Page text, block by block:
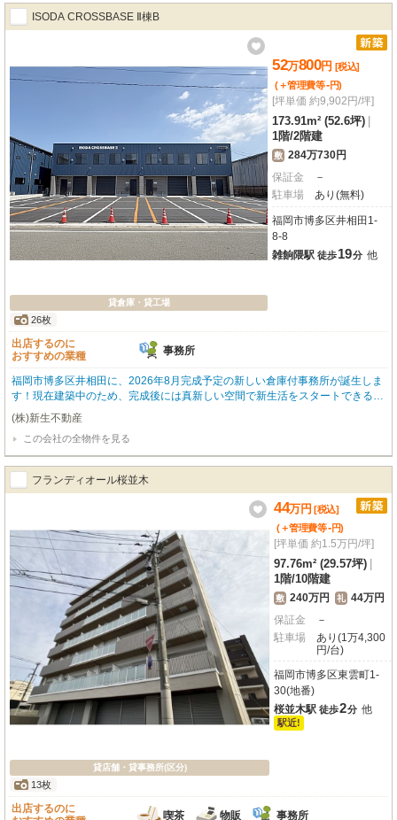
ISODA CROSSBASE Ⅱ棟B
貸倉庫・貸工場
26枚
52万800円 [税込]
(＋管理費等-円)
[坪単価 約9,902円/坪]
173.91m² (52.6坪)
1階/2階建
敷 284万730円
保証金
－
駐車場
あり(無料)
福岡市博多区井相田1-
8-8
雑餉隈駅 徒歩19分 他
出店するのに
おすすめの業種
事務所
福岡市博多区井相田に、2026年8月完成予定の新しい倉庫付事務所が誕生しま
す！現在建築中のため、完成後には真新しい空間で新生活をスタートできるの
が魅力です。都市高速も近く、お仕事のフットワークも軽くなりますよ。広々
とした専有面積173.91㎡は、1階に倉庫、2階に事務所と、用途に合わせて使
い分けやすい設計です。エアコンや給湯、トイレ2箇所、24時間セキュリティ
も完備しており、快適で安心なビジネス環境をサポートします。さらに、前面
には嬉しい無料駐車場が6台分も確保されており、来客時や荷物の搬入出もス
ムーズです。周辺には西松屋（徒歩2分）やコンビニ、ドラッグストアなども
あり、日々のちょっとしたお買い物にも便利です。新しいビジネス拠点をお探
しの方にぴったりのこの物件で、理想のワークスタイルを実現しませんか？お
気軽にお問い合わせください。
(株)新生不動産
この会社の全物件を見る
フランディオール桜並木
貸店舗・貸事務所(区分)
13枚
44万円 [税込]
(＋管理費等-円)
[坪単価 約1.5万円/坪]
97.76m² (29.57坪)
1階/10階建
敷 240万円 礼 44万円
保証金
－
駐車場
あり(1万4,300
円/台)
福岡市博多区東雲町1-
30(地番)
桜並木駅 徒歩2分 他
駅近!
出店するのに
喫茶 物販 事務所